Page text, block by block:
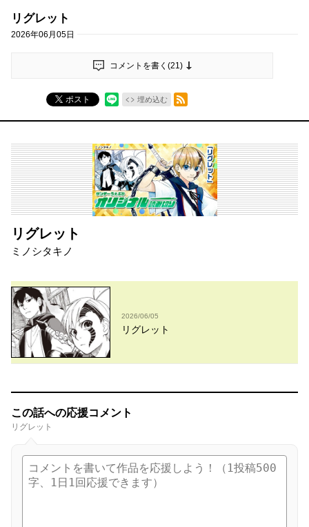
リグレット
2026年06月05日
コメントを書く(21)
ポスト 埋め込む
RSSフィード
リグレット
ミノシタキノ
2026/06/05
リグレット
この話への応援コメント
リグレット